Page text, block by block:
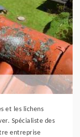
et les lichens
Spécialiste des
entreprise